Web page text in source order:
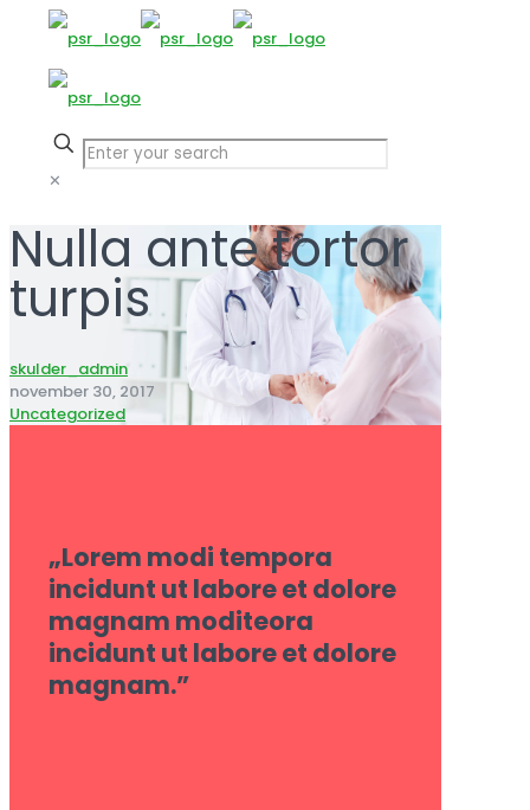
✕
Nulla ante tortor
turpis
skulder_admin
november 30, 2017
Uncategorized
„Lorem modi tempora
incidunt ut labore et dolore
magnam moditeora
incidunt ut labore et dolore
magnam.”